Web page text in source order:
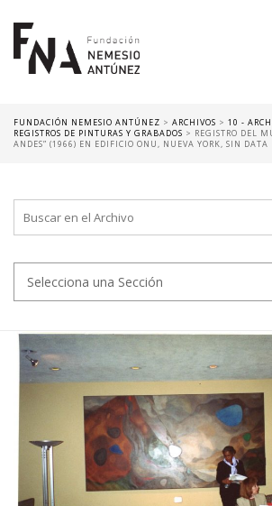
FUNDACIÓN NEMESIO ANTÚNEZ > ARCHIVOS > 10 -
REGISTROS DE PINTURAS Y GRABADOS > REGISTRO DEL
ANDES” (1966) EN EDIFICIO ONU, NUEVA YORK, SIN DATA